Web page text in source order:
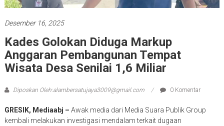
Desember 16, 2025
Kades Golokan Diduga Markup
Anggaran Pembangunan Tempat
Wisata Desa Senilai 1,6 Miliar
Diposkan Oleh:alambersatujaya3009@gmail.com 0 Komentar
GRESIK, Mediaabj – Awak media dari Media Suara Publik Group
kembali melakukan investigasi mendalam terkait dugaan